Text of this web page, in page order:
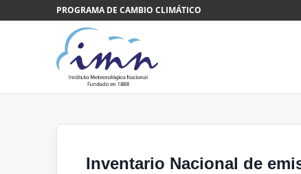
Saltar al contenidoPROGRAMA DE CAMBIO CLIMÁTICO
Inventario Nacional de